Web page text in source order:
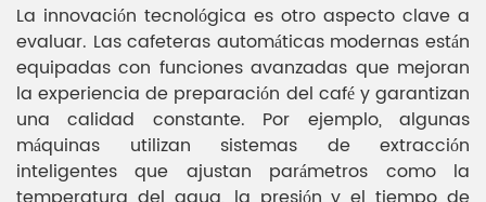
La innovación tecnológica es otro aspecto clave a
evaluar. Las cafeteras automáticas modernas están
equipadas con funciones avanzadas que mejoran
la experiencia de preparación del café y garantizan
una calidad constante. Por ejemplo, algunas
máquinas utilizan sistemas de extracción
inteligentes que ajustan parámetros como la